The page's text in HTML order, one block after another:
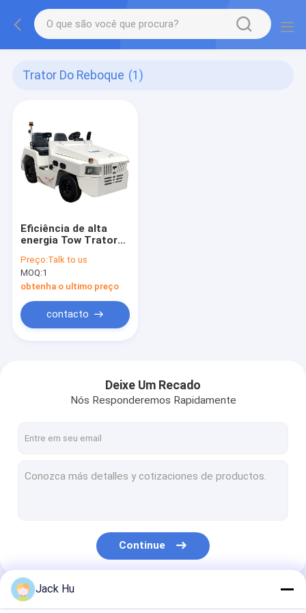
Trator Do Reboque (1)
Eficiência de alta
energia Tow Trator
Preço:Talk to us
MOQ:1
obtenha o ultimo preço
contacto
Deixe Um Recado
Nós Responderemos Rapidamente
Continue
Nossas Categorias
Jack Hu